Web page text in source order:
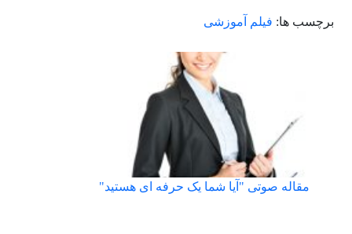
برچسب ها: فیلم آموزشی
مقاله صوتی "آیا شما یک حرفه ای هستید"